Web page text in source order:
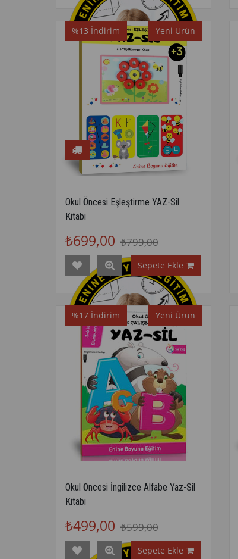
Okul Öncesi Eşleştirme YAZ-Sil
Kitabı
₺699,00 ₺799,00
Sepete Ekle
%13 İndirim Yeni Ürün
Okul Öncesi İngilizce Alfabe Yaz-Sil
Kitabı
₺499,00 ₺599,00
Sepete Ekle
%17 İndirim Yeni Ürün